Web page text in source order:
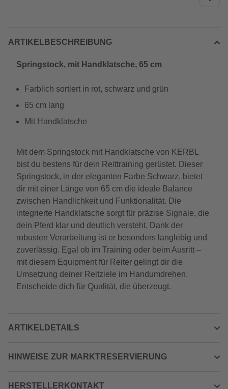
ARTIKELBESCHREIBUNG
Springstock, mit Handklatsche, 65 cm
Farblich sortiert in rot, schwarz und grün
65 cm lang
Mit Handklatsche
Mit dem Springstock mit Handklatsche von KERBL
bist du bestens für dein Reittraining gerüstet. Dieser
Springstock, in der eleganten Farbe Schwarz, bietet
dir mit einer Länge von 65 cm die ideale Balance
zwischen Handlichkeit und Funktionalität. Die
integrierte Handklatsche sorgt für präzise Signale, die
dein Pferd klar und deutlich versteht. Dank der
robusten Verarbeitung ist er besonders langlebig und
zuverlässig. Egal ob im Training oder beim Ausritt –
mit diesem Equipment für Reiter gelingt dir die
Umsetzung deiner Reitziele im Handumdrehen.
Entscheide dich für Qualität, die überzeugt.
ARTIKELDETAILS
HINWEISE ZUR MARKTRESERVIERUNG
HERSTELLERKONTAKT